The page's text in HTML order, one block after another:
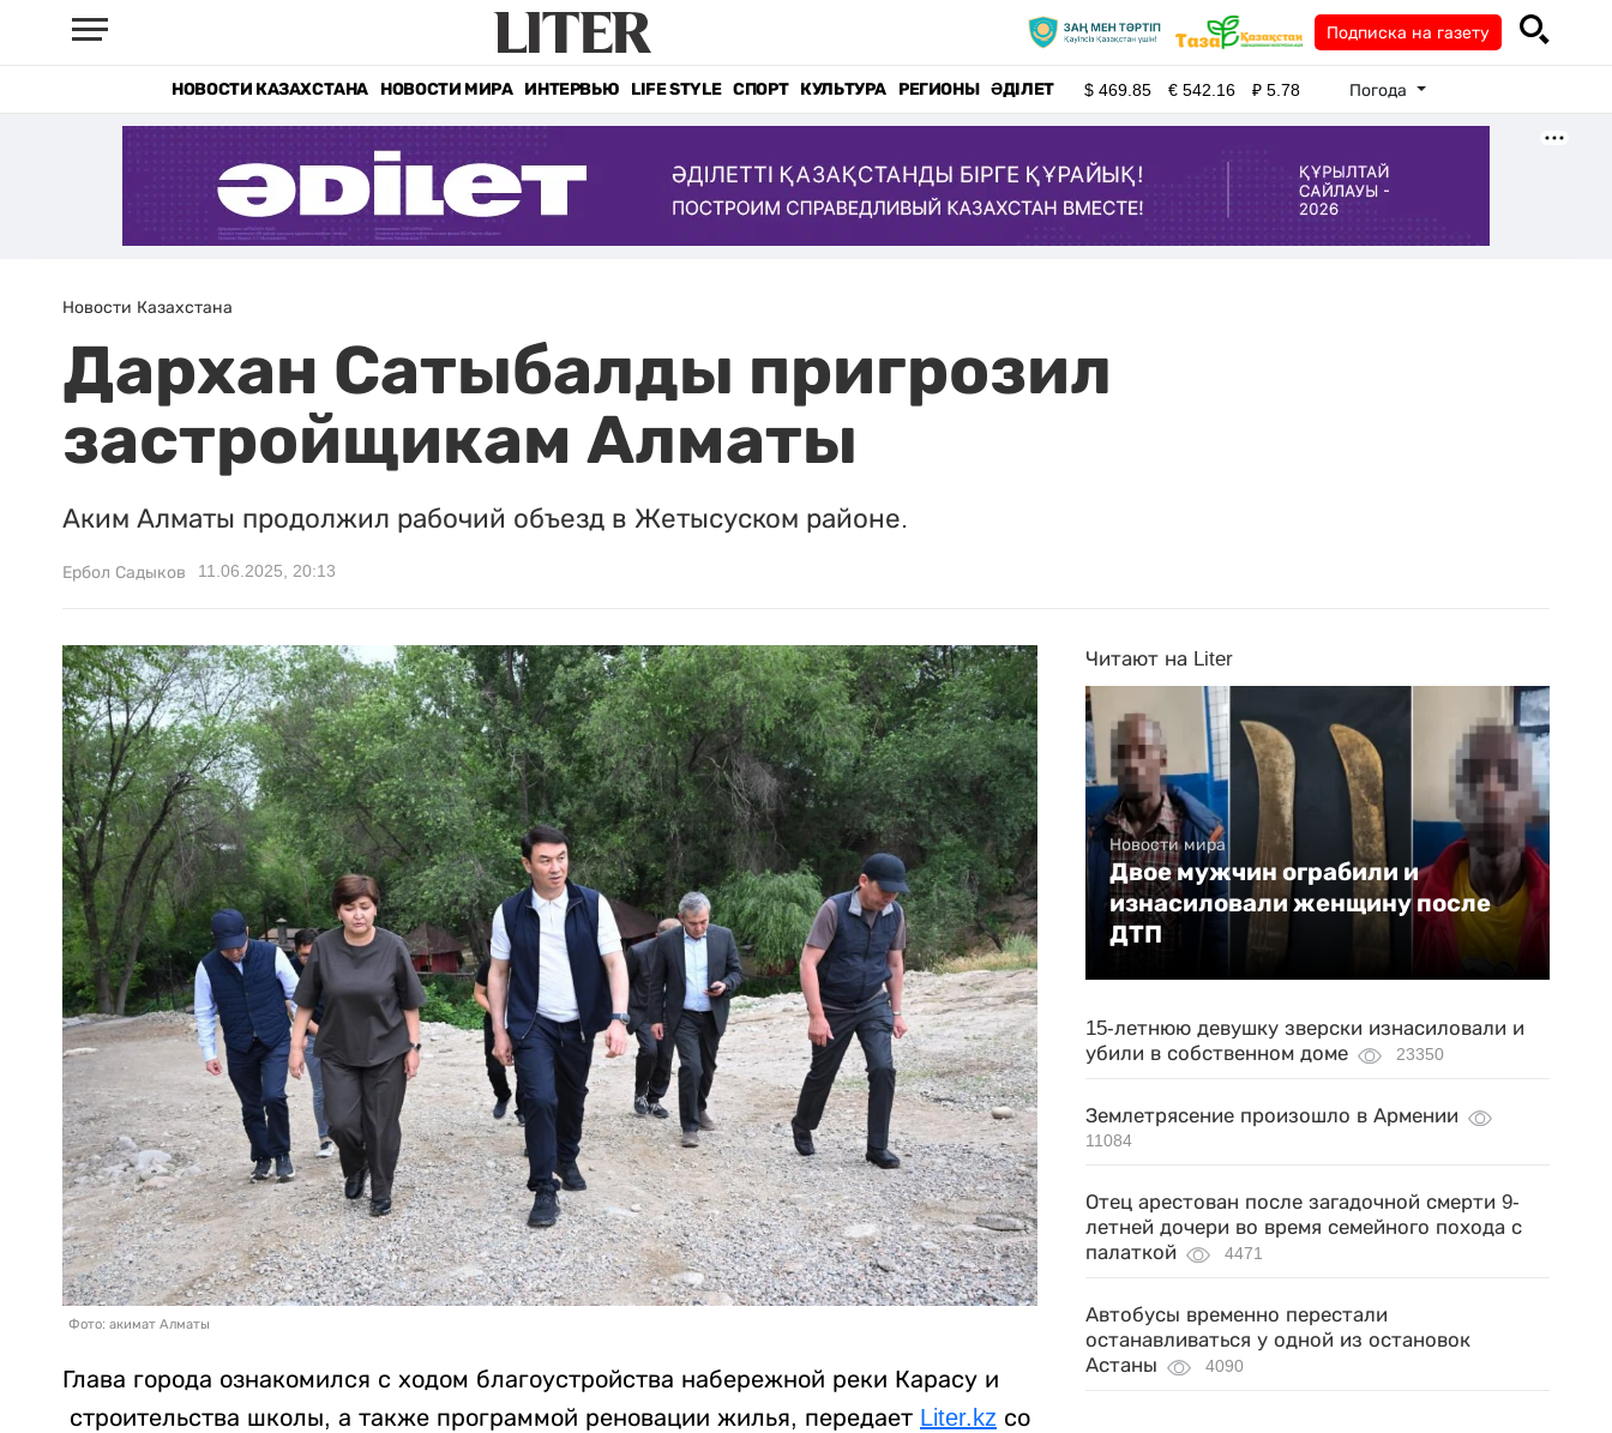
Подписка на газету
НОВОСТИ КАЗАХСТАНА НОВОСТИ МИРА ИНТЕРВЬЮ LIFE STYLE СПОРТ КУЛЬТУРА РЕГИОНЫ ӘДІЛЕТ $469.85 €542.16 ₽5.78 Погода
Новости Казахстана
Дархан Сатыбалды пригрозил
застройщикам Алматы
Аким Алматы продолжил рабочий объезд в Жетысуском районе.
Ербол Садыков 11.06.2025, 20:13
Фото: акимат Алматы
Глава города ознакомился с ходом благоустройства набережной реки Карасу и
строительства школы, а также программой реновации жилья, передает Liter.kz со
Читают на Liter
Новости мира
Двое мужчин ограбили и
изнасиловали женщину после
ДТП
15-летнюю девушку зверски изнасиловали и
убили в собственном доме
23350
Землетрясение произошло в Армении
11084
Отец арестован после загадочной смерти 9-
летней дочери во время семейного похода с
палаткой
4471
Автобусы временно перестали
останавливаться у одной из остановок
Астаны
4090